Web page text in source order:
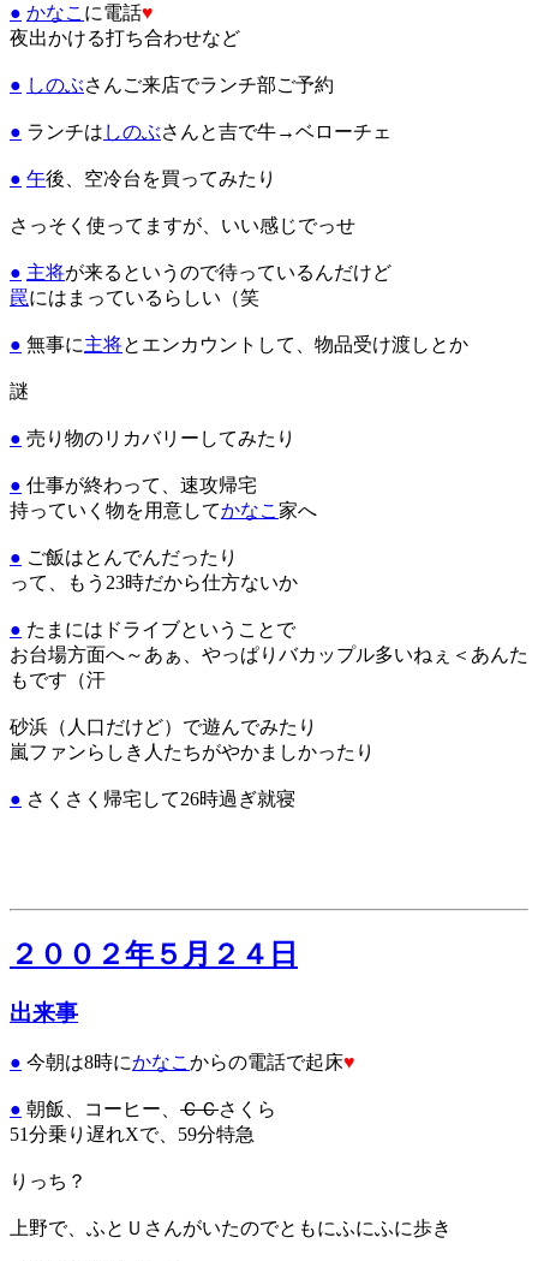
● かなこ に電話♥
夜出かける打ち合わせなど
● しのぶさんご来店でランチ部ご予約
● ランチは しのぶさんと吉で牛→ベローチェ
● 午後、空冷台を買ってみたり
さっそく使ってますが、いい感じでっせ
● 主将が来るというので待っているんだけど
罠にはまっているらしい（笑
● 無事に主将とエンカウントして、物品受け渡しとか
謎
● 売り物のリカバリーしてみたり
● 仕事が終わって、速攻帰宅
持っていく物を用意してかなこ 家へ
● ご飯はとんでんだったり
って、もう23時だから仕方ないか
● たまにはドライブということで
お台場方面へ～あぁ、やっぱりバカップル多いねぇ＜あんた
もです（汗
砂浜（人口だけど）で遊んでみたり
嵐ファンらしき人たちがやかましかったり
● さくさく帰宅して26時過ぎ就寝
２００２年５月２４日
出来事
● 今朝は8時にかなこからの電話で起床♥
● 朝飯、コーヒー、 ＣＣさくら
51分乗り遅れXで、59分特急
りっち？
上野で、ふとＵさんがいたのでともにふにふに歩き